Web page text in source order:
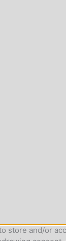
and/or